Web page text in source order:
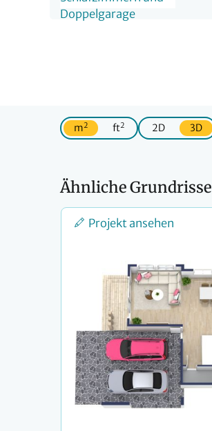
m2 ft2 2D 3D
Ähnliche Grundrisse
Projekt ansehen